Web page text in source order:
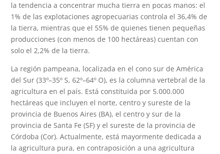
la tendencia a concentrar mucha tierra en pocas manos: el
1% de las explotaciones agropecuarias controla el 36,4% de
la tierra, mientras que el 55% de quienes tienen pequeñas
producciones (con menos de 100 hectáreas) cuentan con
solo el 2,2% de la tierra.
La región pampeana, localizada en el cono sur de América
del Sur (33º–35º S, 62º–64º O), es la columna vertebral de la
agricultura en el país. Está constituida por 5.000.000
hectáreas que incluyen el norte, centro y sureste de la
provincia de Buenos Aires (BA), el centro y sur de la
provincia de Santa Fe (SF) y el sureste de la provincia de
Córdoba (Cor). Actualmente, está mayormente dedicada a
la agricultura pura, en contraposición a una agricultura